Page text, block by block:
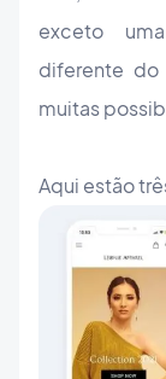
exceto
diferente
muitas
Aqui estão